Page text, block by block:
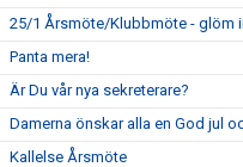
25/1 Årsmöte/Klubbmöte - glöm
Panta mera!
Är Du vår nya sekreterare?
Damerna önskar alla en God jul
Kallelse Årsmöte